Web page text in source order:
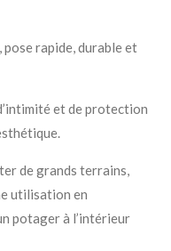
rapide, durable et
et de protection
de grands terrains,
utilisation en
potager à l’intérieur